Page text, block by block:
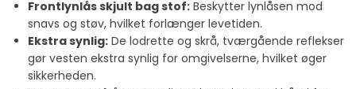
Frontlynlås skjult bag stof: Beskytter lynlåsen mod
snavs og støv, hvilket forlænger levetiden.
Ekstra synlig: De lodrette og skrå, tværgående reflekser
gør vesten ekstra synlig for omgivelserne, hvilket øger
sikkerheden.